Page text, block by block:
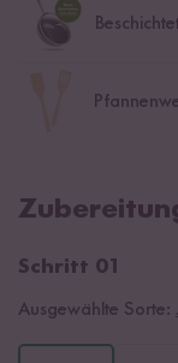
Schritt 01
Ausgewählte Sorte: